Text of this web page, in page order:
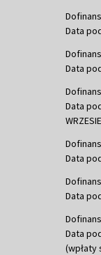
Data
Data
Data
Data
Data
Data
(wpłaty